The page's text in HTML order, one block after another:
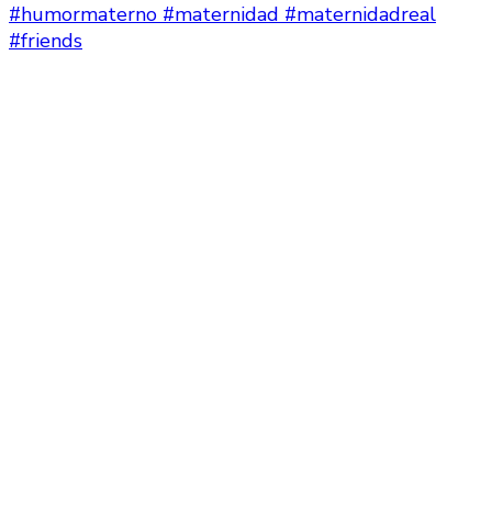
#humormaterno #maternidad #maternidadreal
#friends